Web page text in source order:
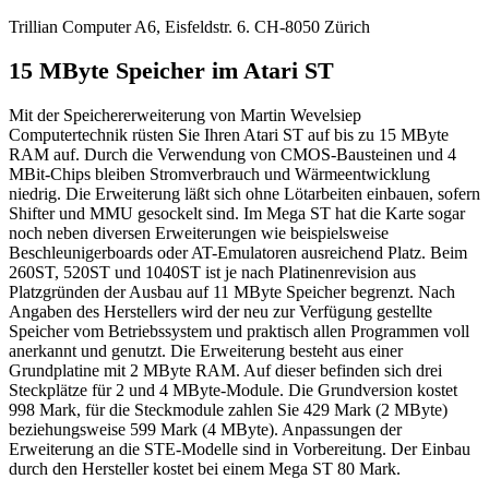
Trillian Computer A6, Eisfeldstr. 6. CH-8050 Zürich
15 MByte Speicher im Atari ST
Mit der Speichererweiterung von Martin Wevelsiep
Computertechnik rüsten Sie Ihren Atari ST auf bis zu 15 MByte
RAM auf. Durch die Verwendung von CMOS-Bausteinen und 4
MBit-Chips bleiben Stromverbrauch und Wärmeentwicklung
niedrig. Die Erweiterung läßt sich ohne Lötarbeiten einbauen, sofern
Shifter und MMU gesockelt sind. Im Mega ST hat die Karte sogar
noch neben diversen Erweiterungen wie beispielsweise
Beschleunigerboards oder AT-Emulatoren ausreichend Platz. Beim
260ST, 520ST und 1040ST ist je nach Platinenrevision aus
Platzgründen der Ausbau auf 11 MByte Speicher begrenzt. Nach
Angaben des Herstellers wird der neu zur Verfügung gestellte
Speicher vom Betriebssystem und praktisch allen Programmen voll
anerkannt und genutzt. Die Erweiterung besteht aus einer
Grundplatine mit 2 MByte RAM. Auf dieser befinden sich drei
Steckplätze für 2 und 4 MByte-Module. Die Grundversion kostet
998 Mark, für die Steckmodule zahlen Sie 429 Mark (2 MByte)
beziehungsweise 599 Mark (4 MByte). Anpassungen der
Erweiterung an die STE-Modelle sind in Vorbereitung. Der Einbau
durch den Hersteller kostet bei einem Mega ST 80 Mark.